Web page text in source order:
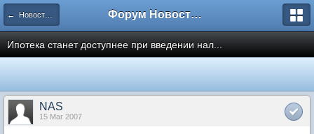
← Новости рынка недвижимости Форум Новостройки
Ипотека станет доступнее при введении нал...
NAS
15 Mar 2007